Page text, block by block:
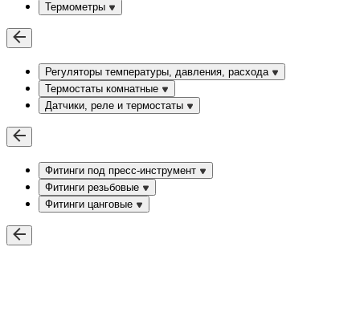
Термометры
Регуляторы температуры, давления, расхода
Термостаты комнатные
Датчики, реле и термостаты
Фитинги под пресс-инструмент
Фитинги резьбовые
Фитинги цанговые